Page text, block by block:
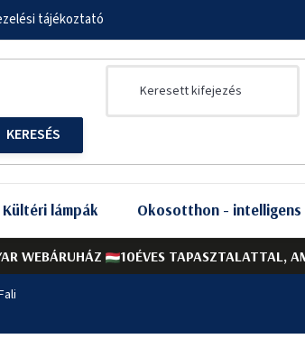
WEBÁRUHÁZ 10ÉVES TAPASZTALATTAL,
tájékoztató
Kültéri lámpák Okosotthon -